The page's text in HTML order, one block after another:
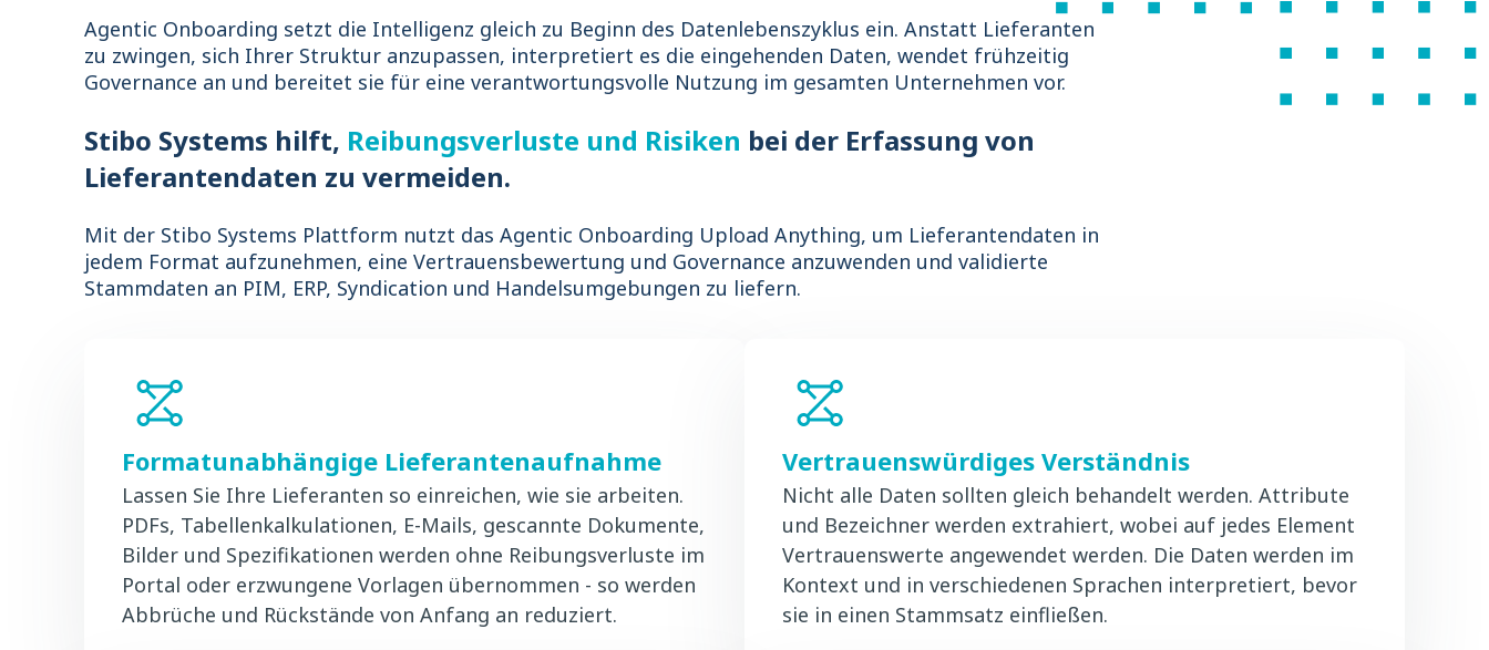
Agentic Onboarding setzt die Intelligenz gleich zu Beginn des Datenlebenszyklus ein. Anstatt Lieferanten
zu zwingen, sich Ihrer Struktur anzupassen, interpretiert es die eingehenden Daten, wendet frühzeitig
Governance an und bereitet sie für eine verantwortungsvolle Nutzung im gesamten Unternehmen vor.
Stibo Systems hilft, Reibungsverluste und Risiken bei der Erfassung von
Lieferantendaten zu vermeiden.
Mit der Stibo Systems Plattform nutzt das Agentic Onboarding Upload Anything, um Lieferantendaten in
jedem Format aufzunehmen, eine Vertrauensbewertung und Governance anzuwenden und validierte
Stammdaten an PIM, ERP, Syndication und Handelsumgebungen zu liefern.
Formatunabhängige Lieferantenaufnahme
Lassen Sie Ihre Lieferanten so einreichen, wie sie arbeiten.
PDFs, Tabellenkalkulationen, E-Mails, gescannte Dokumente,
Bilder und Spezifikationen werden ohne Reibungsverluste im
Portal oder erzwungene Vorlagen übernommen - so werden
Abbrüche und Rückstände von Anfang an reduziert.
Vertrauenswürdiges Verständnis
Nicht alle Daten sollten gleich behandelt werden. Attribute
und Bezeichner werden extrahiert, wobei auf jedes Element
Vertrauenswerte angewendet werden. Die Daten werden im
Kontext und in verschiedenen Sprachen interpretiert, bevor
sie in einen Stammsatz einfließen.